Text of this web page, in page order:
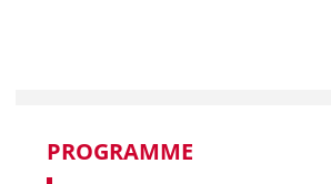
PROGRAMME